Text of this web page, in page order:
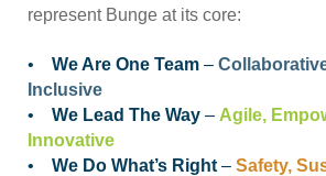
represent Bunge at its core:
• We Are One Team –
Inclusive
• We Lead The Way – Agile,
Innovative
•
We Do What’s Right – Safety,